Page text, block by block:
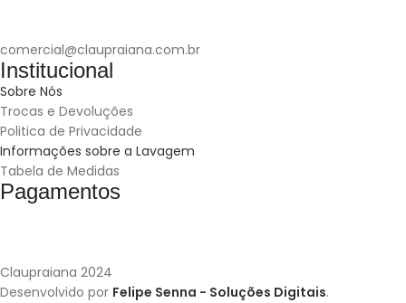
comercial@claupraiana.com.br
Institucional
Sobre Nós
Trocas e Devoluções
Politica de Privacidade
Informações sobre a Lavagem
Tabela de Medidas
Pagamentos
Claupraiana 2024
Desenvolvido por Felipe Senna - Soluções Digitais.